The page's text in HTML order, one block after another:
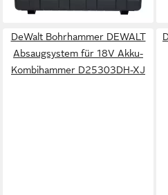
lieferbar - in 2-3 Werktagen bei dir
DeWalt Bohrhammer DEWALT
Absaugsystem für 18V Akku-
Kombihammer D25303DH-XJ